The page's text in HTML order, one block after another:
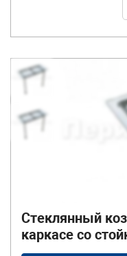
Стеклянный
каркасе со